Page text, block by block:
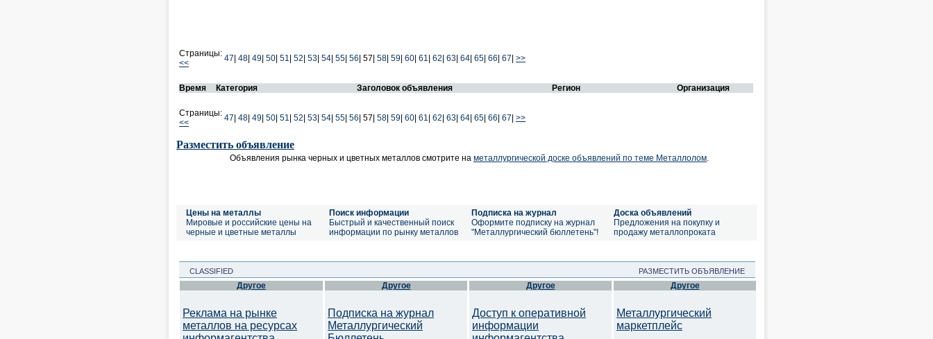
Страницы:
<<
47 48 49 50 51 52 53 54 55 56 57| 58 59 60 61 62 63 64 65 66 67 >>
Время Категория Заголовок объявления Регион Организация
Страницы:
<<
47 48 49 50 51 52 53 54 55 56 57| 58 59 60 61 62 63 64 65 66 67 >>
Разместить объявление
Объявления рынка черных и цветных металлов смотрите на металлургической доске объявлений по теме Металлолом.
Цены на металлы
Мировые и российские цены на
черные и цветные металлы
Поиск информации
Быстрый и качественный поиск
информации по рынку металлов
Подписка на журнал
Оформите подписку на журнал
"Металлургический бюллетень"!
Доска объявлений
Предложения на покупку и
продажу металлопроката
CLASSIFIED РАЗМЕСТИТЬ ОБЪЯВЛЕНИЕ
Другое
Реклама на рынке
металлов на ресурсах
Другое
Подписка на журнал
Металлургический
Другое
Доступ к оперативной
информации
Другое
Металлургический
маркетплейс